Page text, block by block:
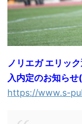
ノリエガ エリッ
入内定のお知らせ
https://www.s-